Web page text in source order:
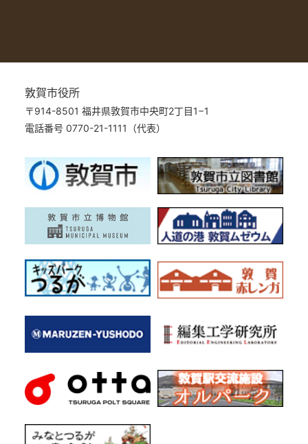
敦賀市役所
〒914-8501 福井県敦賀市中央町2丁目1−1
電話番号 0770-21-1111（代表）